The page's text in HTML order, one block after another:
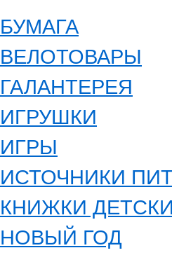
БУМАГА
ВЕЛОТОВАРЫ
ГАЛАНТЕРЕЯ
ИГРУШКИ
ИГРЫ
ИСТОЧНИКИ
КНИЖКИ
НОВЫЙ ГОД